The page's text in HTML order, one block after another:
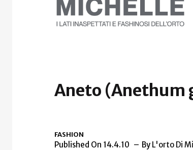
Aneto (Anethum
FASHION
Published On 14.4.10 By L'orto Di